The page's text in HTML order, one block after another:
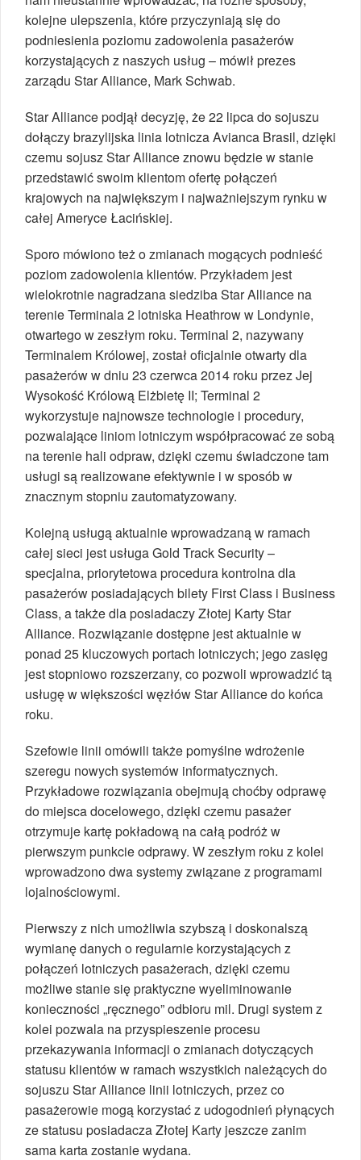
kolejne ulepszenia, które przyczyniają się do
podniesienia poziomu zadowolenia pasażerów
korzystających z naszych usług – mówił prezes
zarządu Star Alliance, Mark Schwab.
Star Alliance podjął decyzję, że 22 lipca do sojuszu
dołączy brazylijska linia lotnicza Avianca Brasil, dzięki
czemu sojusz Star Alliance znowu będzie w stanie
przedstawić swoim klientom ofertę połączeń
krajowych na największym i najważniejszym rynku w
całej Ameryce Łacińskiej.
Sporo mówiono też o zmianach mogących podnieść
poziom zadowolenia klientów. Przykładem jest
wielokrotnie nagradzana siedziba Star Alliance na
terenie Terminala 2 lotniska Heathrow w Londynie,
otwartego w zeszłym roku. Terminal 2, nazywany
Terminalem Królowej, został oficjalnie otwarty dla
pasażerów w dniu 23 czerwca 2014 roku przez Jej
Wysokość Królową Elżbietę II; Terminal 2
wykorzystuje najnowsze technologie i procedury,
pozwalające liniom lotniczym współpracować ze sobą
na terenie hali odpraw, dzięki czemu świadczone tam
usługi są realizowane efektywnie i w sposób w
znacznym stopniu zautomatyzowany.
Kolejną usługą aktualnie wprowadzaną w ramach
całej sieci jest usługa Gold Track Security –
specjalna, priorytetowa procedura kontrolna dla
pasażerów posiadających bilety First Class i Business
Class, a także dla posiadaczy Złotej Karty Star
Alliance. Rozwiązanie dostępne jest aktualnie w
ponad 25 kluczowych portach lotniczych; jego zasięg
jest stopniowo rozszerzany, co pozwoli wprowadzić tą
usługę w większości węzłów Star Alliance do końca
roku.
Szefowie linii omówili także pomyślne wdrożenie
szeregu nowych systemów informatycznych.
Przykładowe rozwiązania obejmują choćby odprawę
do miejsca docelowego, dzięki czemu pasażer
otrzymuje kartę pokładową na całą podróż w
pierwszym punkcie odprawy. W zeszłym roku z kolei
wprowadzono dwa systemy związane z programami
lojalnościowymi.
Pierwszy z nich umożliwia szybszą i doskonalszą
wymianę danych o regularnie korzystających z
połączeń lotniczych pasażerach, dzięki czemu
możliwe stanie się praktyczne wyeliminowanie
konieczności „ręcznego” odbioru mil. Drugi system z
kolei pozwala na przyspieszenie procesu
przekazywania informacji o zmianach dotyczących
statusu klientów w ramach wszystkich należących do
sojuszu Star Alliance linii lotniczych, przez co
pasażerowie mogą korzystać z udogodnień płynących
ze statusu posiadacza Złotej Karty jeszcze zanim
sama karta zostanie wydana.